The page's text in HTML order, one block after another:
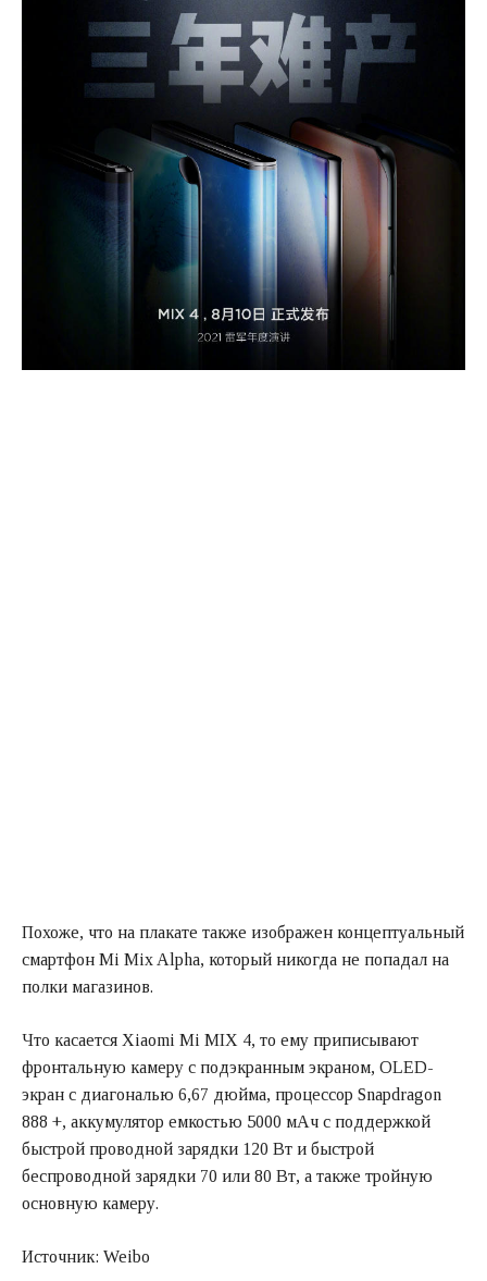
Похоже, что на плакате также изображен концептуальный
смартфон Mi Mix Alpha, который никогда не попадал на
полки магазинов.
Что касается Xiaomi Mi MIX 4, то ему приписывают
фронтальную камеру с подэкранным экраном, OLED-
экран с диагональю 6,67 дюйма, процессор Snapdragon
888 +, аккумулятор емкостью 5000 мАч с поддержкой
быстрой проводной зарядки 120 Вт и быстрой
беспроводной зарядки 70 или 80 Вт, а также тройную
основную камеру.
Источник: Weibo